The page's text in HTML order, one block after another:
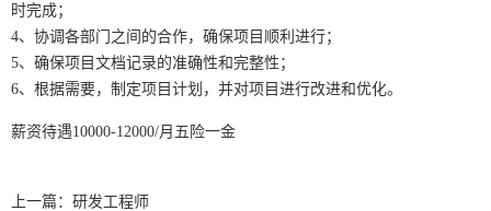
时完成；
4、协调各部门之间的合作，确保项目顺利进行；
5、确保项目文档记录的准确性和完整性；
6、根据需要，制定项目计划，并对项目进行改进和优化。
薪资待遇10000-12000/月五险一金
上一篇： 研发工程师